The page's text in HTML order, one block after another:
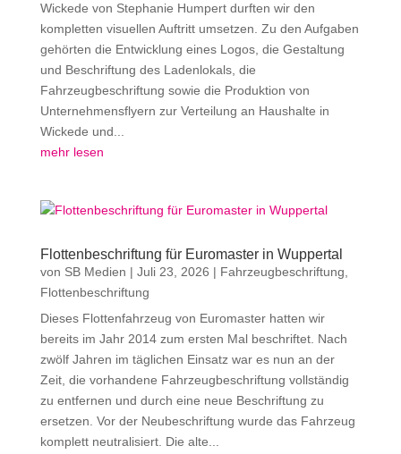
Wickede von Stephanie Humpert durften wir den
kompletten visuellen Auftritt umsetzen. Zu den Aufgaben
gehörten die Entwicklung eines Logos, die Gestaltung
und Beschriftung des Ladenlokals, die
Fahrzeugbeschriftung sowie die Produktion von
Unternehmensflyern zur Verteilung an Haushalte in
Wickede und...
mehr lesen
Flottenbeschriftung für Euromaster in Wuppertal
von SB Medien | Juli 23, 2026 | Fahrzeugbeschriftung
Flottenbeschriftung
Dieses Flottenfahrzeug von Euromaster hatten wir
bereits im Jahr 2014 zum ersten Mal beschriftet. Nach
zwölf Jahren im täglichen Einsatz war es nun an der
Zeit, die vorhandene Fahrzeugbeschriftung vollständig
zu entfernen und durch eine neue Beschriftung zu
ersetzen. Vor der Neubeschriftung wurde das Fahrzeug
komplett neutralisiert. Die alte...